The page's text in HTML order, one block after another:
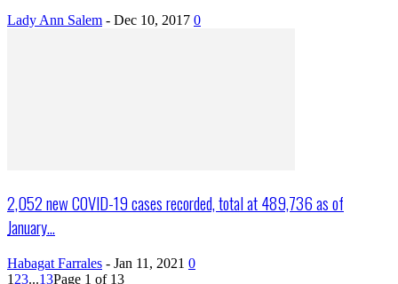
Lady Ann Salem - Dec 10, 2017 0
2,052 new COVID-19 cases recorded, total at 489,736 as of
January...
Habagat Farrales - Jan 11, 2021 0
1 23...13Page 1 of 13